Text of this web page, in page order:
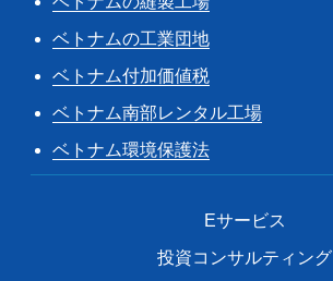
ベトナムの工業団地
ベトナム付加価値税
ベトナム南部レンタル工場
ベトナム環境保護法
Eサービス
投資コンサルティング